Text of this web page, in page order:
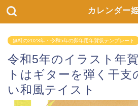
カレンダー
無料の2023年・令和5年の卯年用年賀状テンプレート
令和5年のイラスト年
トはギターを弾く干支
い和風テイスト